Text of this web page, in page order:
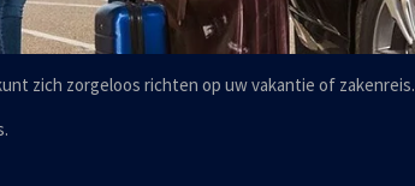
zich zorgeloos richten op uw vakantie of zakenreis.